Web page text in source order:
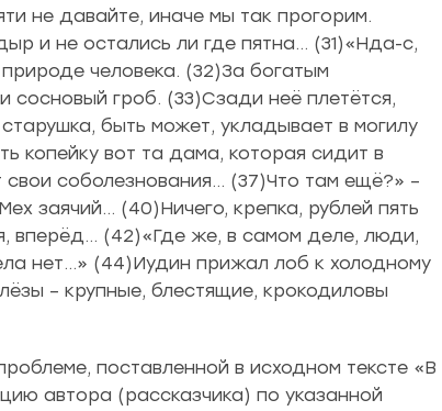
не давайте, иначе мы так прогорим.
и не остались ли где пятна… (31)«Нда-с,
человека. (32)За богатым
сосновый гроб. (33)Сзади неё плетётся,
быть может, укладывает в могилу
копейку вот та дама, которая сидит в
соболезнования… (37)Что там ещё?» –
заячий… (40)Ничего, крепка, рублей пять
вперёд… (42)«Где же, в самом деле, люди,
нет…» (44)Иудин прижал лоб к холодному
– крупные, блестящие, крокодиловы
поставленной в исходном тексте «В
автора (рассказчика) по указанной